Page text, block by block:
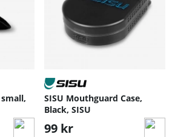
pris:
SISU Mouthguard Case,
Black, SISU
99 kr